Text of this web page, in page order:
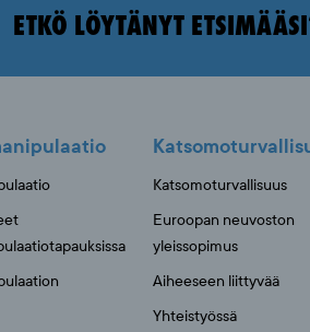
ETKÖ LÖYTÄNYT
Katsomoturvallisuus
Euroopan neuvoston
yleissopimus
Aiheeseen liittyvää
Yhteistyössä